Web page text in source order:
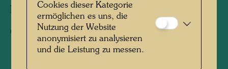
Fotograf:Unbekannt Unknown
Copyright:Hundertwasser Archiv
Cookies dieser Kategorie
ermöglichen es uns, die
Nutzung der Website
anonymisiert zu analysieren
und die Leistung zu messen.